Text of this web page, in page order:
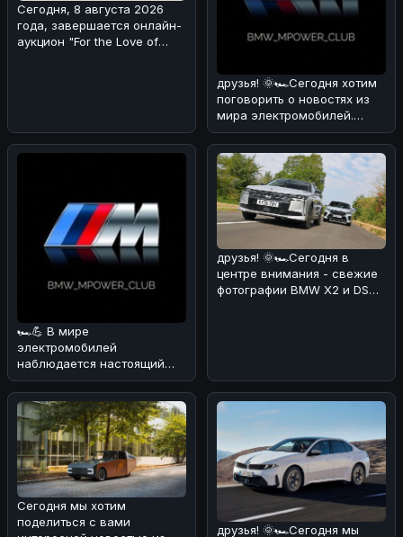
Сегодня, 8 августа 2026
года, завершается онлайн-
аукцион "For the Love of
друзья! 🌞🏎Сегодня хотим
поговорить о новостях из
мира электромобилей.
Недавно появилась
информация
🏎💪 В мире
электромобилей
наблюдается настоящий
бум! 🔥 По данным
июльских продаж, мировой
рынок эл
друзья! 🌞🏎Сегодня в
центре внимания - свежие
фотографии BMW X2 и DS
Сегодня мы хотим
поделиться с вами
друзья! 🌞🏎Сегодня мы